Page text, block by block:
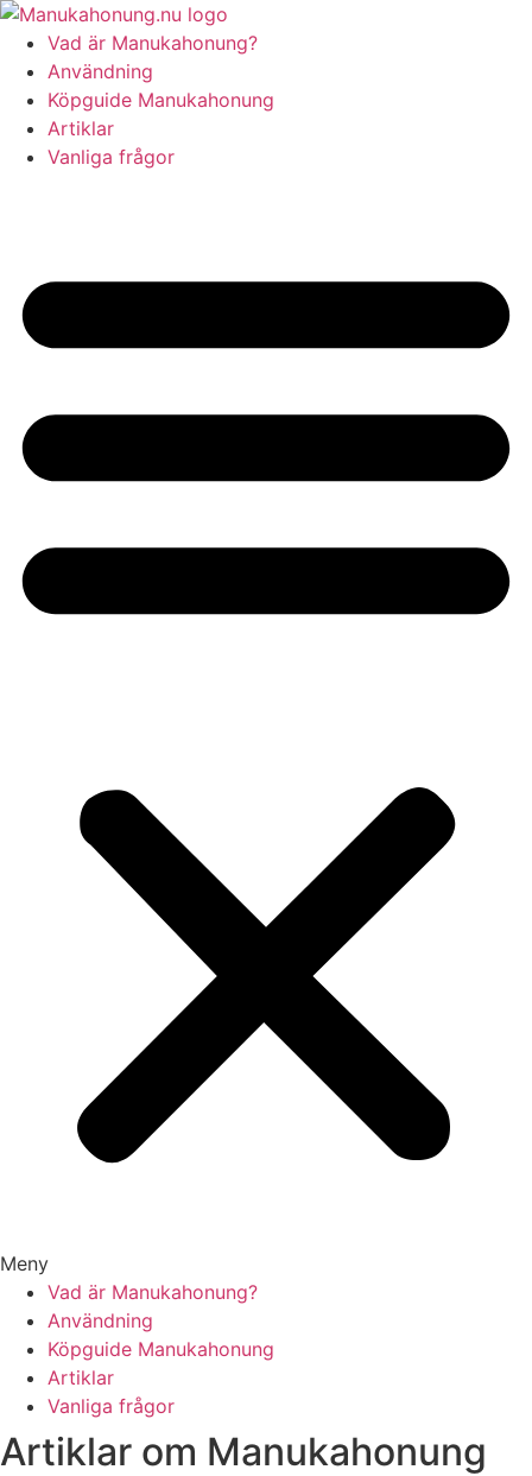
Hoppa
innehåll
Vad är Manukahonung?
Användning
Köpguide Manukahonung
Artiklar
Vanliga frågor
Meny
Vad är Manukahonung?
Användning
Köpguide Manukahonung
Artiklar
Vanliga frågor
Artiklar om Manukahonung